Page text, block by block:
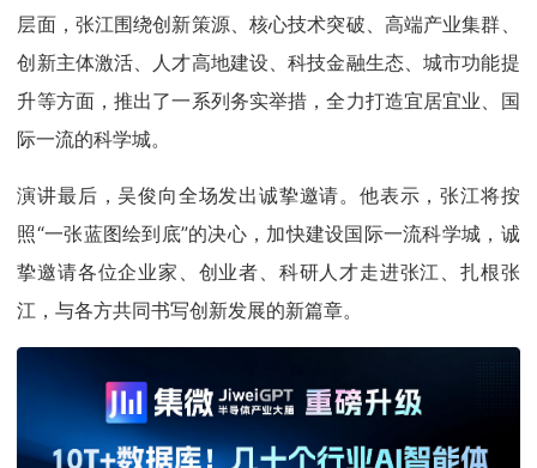
层面，张江围绕创新策源、核心技术突破、高端产业集群、
创新主体激活、人才高地建设、科技金融生态、城市功能提
升等方面，推出了一系列务实举措，全力打造宜居宜业、国
际一流的科学城。
演讲最后，吴俊向全场发出诚挚邀请。他表示，张江将按
照“一张蓝图绘到底”的决心，加快建设国际一流科学城，诚
挚邀请各位企业家、创业者、科研人才走进张江、扎根张
江，与各方共同书写创新发展的新篇章。